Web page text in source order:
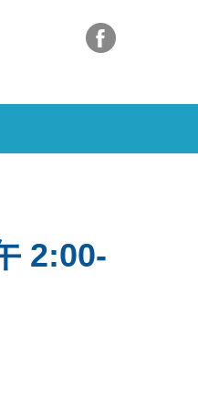
2:00-